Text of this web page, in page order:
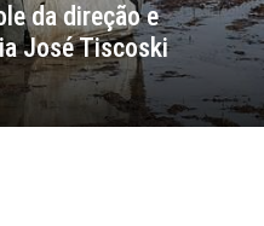
da direção e
José Tiscoski